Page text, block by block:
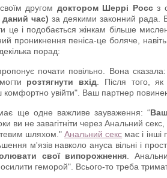
другом доктором Шеррі Россз
час) за деякими законний рада.
це і подобається жінкам більше
проникнення пеніса-це боляче,
порад:
почати повільно. Вона
розтягнути вхід . Після того,
комфортно увійти". Ваш партнер
ще одне важливе зауваження: “
ви не завагітніти через Анальний
шляхом."Анальний секс має і
м'язів навколо ануса вільні і
свої випорожнення .
геморой". Всього-то треба